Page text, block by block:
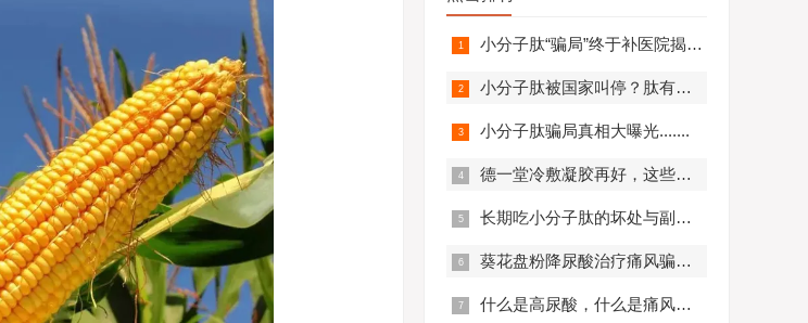
小分子肽“骗局”终于补医院揭开，结果太可怕.........
小分子肽被国家叫停？肽有副作用？必看！
小分子肽骗局真相大曝光.......
德一堂冷敷凝胶再好，这些人一定不要用！还有些人必须..........
长期吃小分子肽的坏处与副作用，肽与蛋白质的区别
葵花盘粉降尿酸治疗痛风骗局？真实曝光，赶紧来看！
什么是高尿酸，什么是痛风？痛风有什么症状？